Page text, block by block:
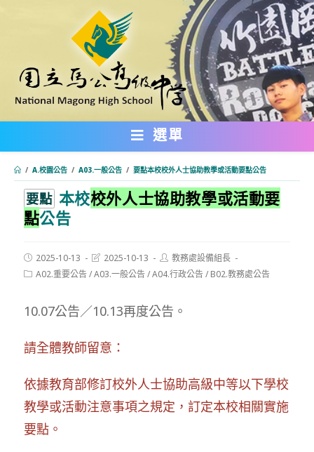
內
選單
/ A.校園公告 / A03.一般公告 / 要點本校校外人士協助教學或活動要點公告
要點 本校校外人士協助教學或活動要
點公告
Post
published:
2025-10-13
Post
modified:
2025-10-13
Post
author:
教務處設備組長
PostA02.重要公告/A03.一般公告/A04.行政公告/ B02.教務處公告
10.07公告／10.13再度公告。
請全體教師留意：
依據教育部修訂校外人士協助高級中等以下學校
教學或活動注意事項之規定，訂定本校相關實施
要點。